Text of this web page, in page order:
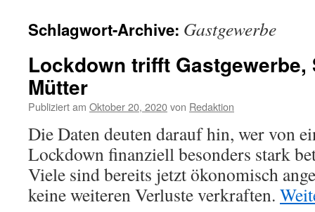
Schlagwort-Archive: Gastgewerbe
Lockdown trifft
Mütter
Publiziert am Oktober 20, 2020von Redaktion
Die Daten deuten darauf hin, wer von
Lockdown finanziell besonders stark
Viele sind bereits jetzt ökonomisch
keine weiteren Verluste verkraften.